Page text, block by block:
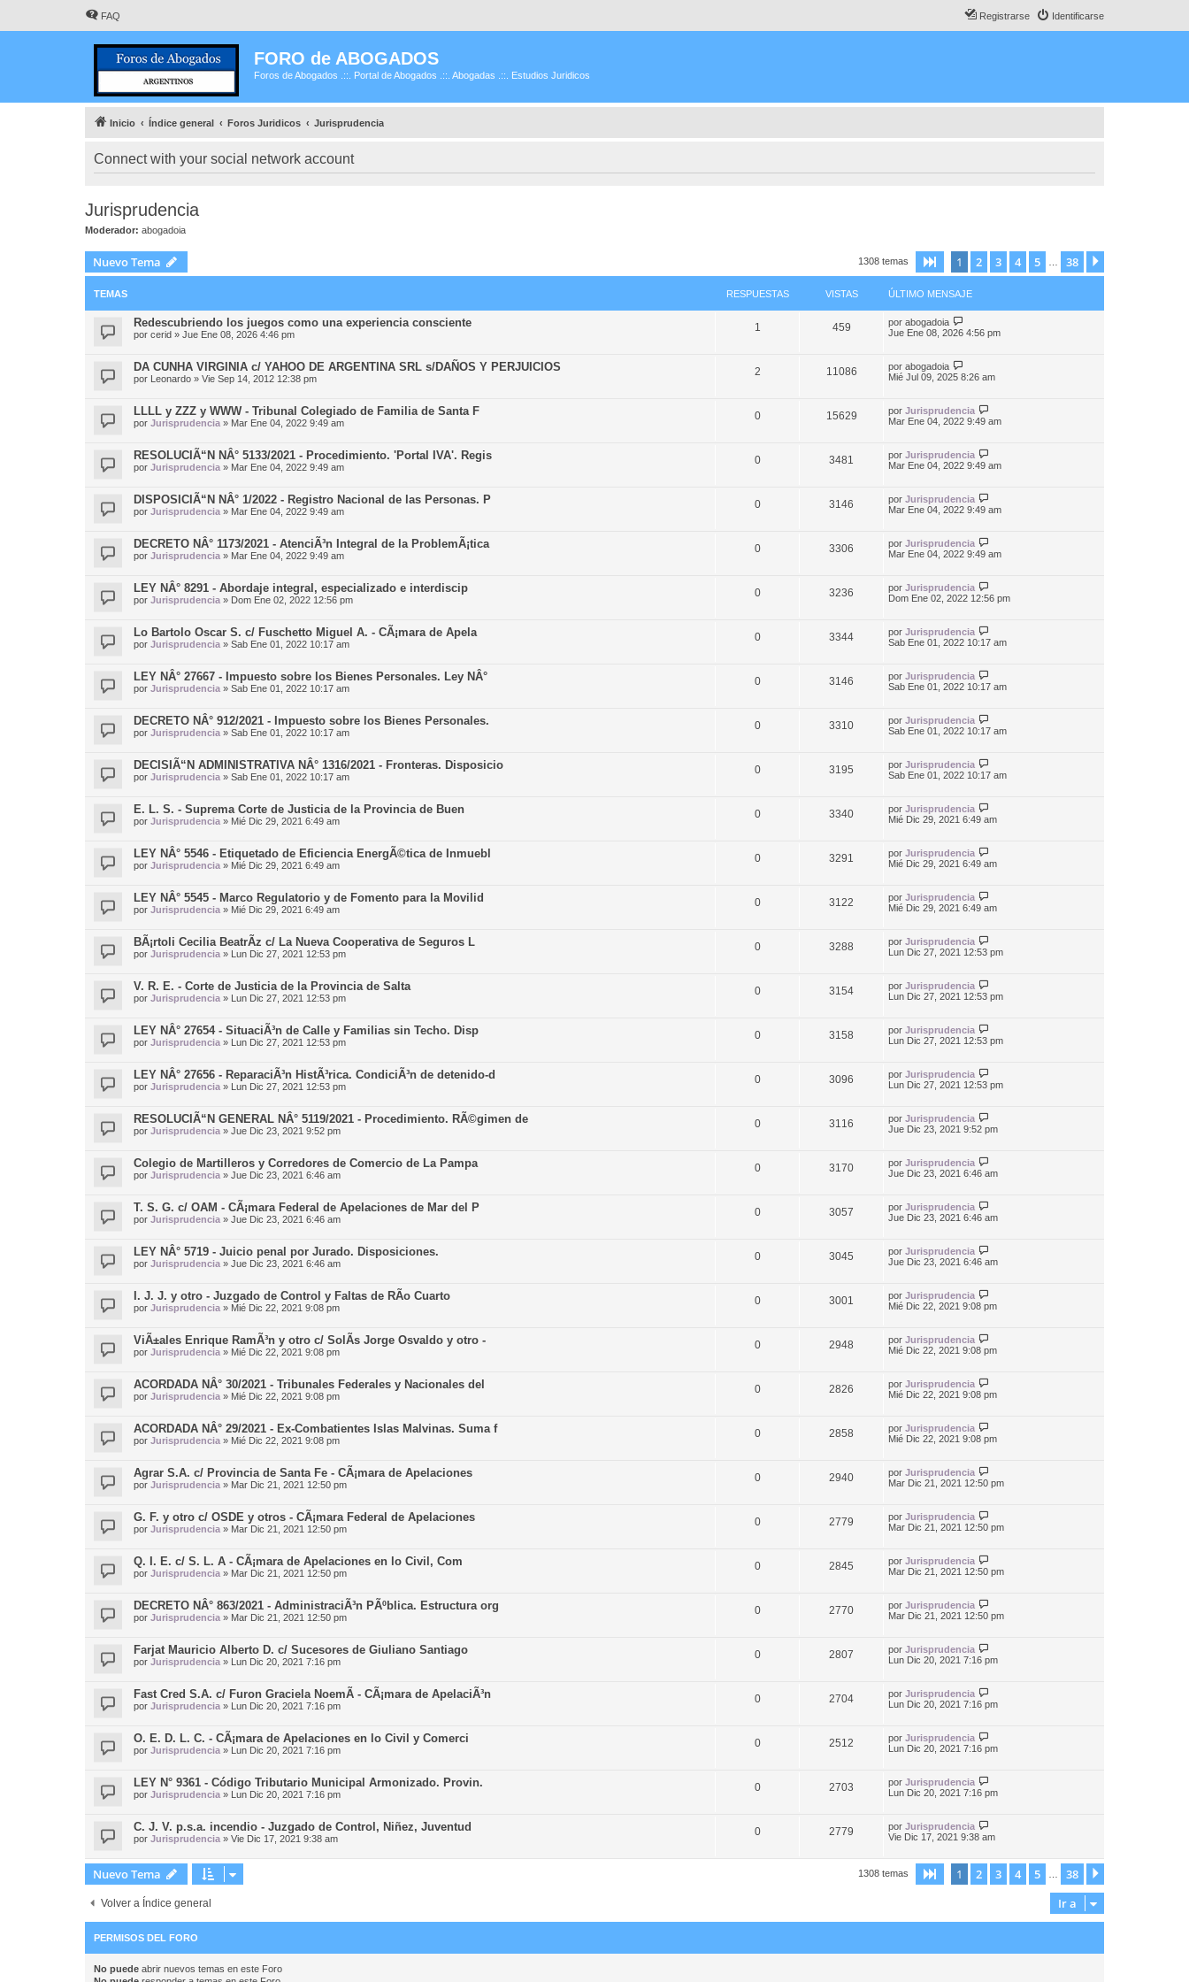
FAQ Identificarse
Registrarse
FORO de ABOGADOS
Foros de Abogados .::. Portal de Abogados .::. Abogadas .::. Estudios Juridicos
Inicio Índice general Foros Juridicos Jurisprudencia
Connect with your social network account
Jurisprudencia
Moderador: abogadoia
Nuevo Tema 1308 temas Página1 de 38
1 2 3 4 5 38
TEMAS RESPUESTAS VISTAS ÚLTIMO MENSAJE
Redescubriendo los juegos como una experiencia consciente
por cerid » Jue Ene 08, 2026 4:46 pm
1 459 por abogadoia
Jue Ene 08, 2026 4:56 pm
DA CUNHA VIRGINIA c/ YAHOO DE ARGENTINA SRL s/DAÑOS Y PERJUICIOS
por Leonardo » Vie Sep 14, 2012 12:38 pm
2 11086 por abogadoia
Mié Jul 09, 2025 8:26 am
LLLL y ZZZ y WWW - Tribunal Colegiado de Familia de Santa F
por Jurisprudencia » Mar Ene 04, 2022 9:49 am
0 15629 por Jurisprudencia
Mar Ene 04, 2022 9:49 am
RESOLUCIÃ“N NÂ° 5133/2021 - Procedimiento. 'Portal IVA'. Regis
por Jurisprudencia » Mar Ene 04, 2022 9:49 am
0 3481 por Jurisprudencia
Mar Ene 04, 2022 9:49 am
DISPOSICIÃ“N NÂ° 1/2022 - Registro Nacional de las Personas. P
por Jurisprudencia » Mar Ene 04, 2022 9:49 am
0 3146 por Jurisprudencia
Mar Ene 04, 2022 9:49 am
DECRETO NÂ° 1173/2021 - AtenciÃ³n Integral de la ProblemÃ¡tica
por Jurisprudencia » Mar Ene 04, 2022 9:49 am
0 3306 por Jurisprudencia
Mar Ene 04, 2022 9:49 am
LEY NÂ° 8291 - Abordaje integral, especializado e interdiscip
por Jurisprudencia » Dom Ene 02, 2022 12:56 pm
0 3236 por Jurisprudencia
Dom Ene 02, 2022 12:56 pm
Lo Bartolo Oscar S. c/ Fuschetto Miguel A. - CÃ¡mara de Apela
por Jurisprudencia » Sab Ene 01, 2022 10:17 am
0 3344 por Jurisprudencia
Sab Ene 01, 2022 10:17 am
LEY NÂ° 27667 - Impuesto sobre los Bienes Personales. Ley NÂ°
por Jurisprudencia » Sab Ene 01, 2022 10:17 am
0 3146 por Jurisprudencia
Sab Ene 01, 2022 10:17 am
DECRETO NÂ° 912/2021 - Impuesto sobre los Bienes Personales.
por Jurisprudencia » Sab Ene 01, 2022 10:17 am
0 3310 por Jurisprudencia
Sab Ene 01, 2022 10:17 am
DECISIÃ“N ADMINISTRATIVA NÂ° 1316/2021 - Fronteras. Disposicio
por Jurisprudencia » Sab Ene 01, 2022 10:17 am
0 3195 por Jurisprudencia
Sab Ene 01, 2022 10:17 am
E. L. S. - Suprema Corte de Justicia de la Provincia de Buen
por Jurisprudencia » Mié Dic 29, 2021 6:49 am
0 3340 por Jurisprudencia
Mié Dic 29, 2021 6:49 am
LEY NÂ° 5546 - Etiquetado de Eficiencia EnergÃ©tica de Inmuebl
por Jurisprudencia » Mié Dic 29, 2021 6:49 am
0 3291 por Jurisprudencia
Mié Dic 29, 2021 6:49 am
LEY NÂ° 5545 - Marco Regulatorio y de Fomento para la Movilid
por Jurisprudencia » Mié Dic 29, 2021 6:49 am
0 3122 por Jurisprudencia
Mié Dic 29, 2021 6:49 am
BÃ¡rtoli Cecilia BeatrÃ­z c/ La Nueva Cooperativa de Seguros L
por Jurisprudencia » Lun Dic 27, 2021 12:53 pm
0 3288 por Jurisprudencia
Lun Dic 27, 2021 12:53 pm
V. R. E. - Corte de Justicia de la Provincia de Salta
por Jurisprudencia » Lun Dic 27, 2021 12:53 pm
0 3154 por Jurisprudencia
Lun Dic 27, 2021 12:53 pm
LEY NÂ° 27654 - SituaciÃ³n de Calle y Familias sin Techo. Disp
por Jurisprudencia » Lun Dic 27, 2021 12:53 pm
0 3158 por Jurisprudencia
Lun Dic 27, 2021 12:53 pm
LEY NÂ° 27656 - ReparaciÃ³n HistÃ³rica. CondiciÃ³n de detenido-d
por Jurisprudencia » Lun Dic 27, 2021 12:53 pm
0 3096 por Jurisprudencia
Lun Dic 27, 2021 12:53 pm
RESOLUCIÃ“N GENERAL NÂ° 5119/2021 - Procedimiento. RÃ©gimen de
por Jurisprudencia » Jue Dic 23, 2021 9:52 pm
0 3116 por Jurisprudencia
Jue Dic 23, 2021 9:52 pm
Colegio de Martilleros y Corredores de Comercio de La Pampa
por Jurisprudencia » Jue Dic 23, 2021 6:46 am
0 3170 por Jurisprudencia
Jue Dic 23, 2021 6:46 am
T. S. G. c/ OAM - CÃ¡mara Federal de Apelaciones de Mar del P
por Jurisprudencia » Jue Dic 23, 2021 6:46 am
0 3057 por Jurisprudencia
Jue Dic 23, 2021 6:46 am
LEY NÂ° 5719 - Juicio penal por Jurado. Disposiciones.
por Jurisprudencia » Jue Dic 23, 2021 6:46 am
0 3045 por Jurisprudencia
Jue Dic 23, 2021 6:46 am
I. J. J. y otro - Juzgado de Control y Faltas de RÃ­o Cuarto
por Jurisprudencia » Mié Dic 22, 2021 9:08 pm
0 3001 por Jurisprudencia
Mié Dic 22, 2021 9:08 pm
ViÃ±ales Enrique RamÃ³n y otro c/ SolÃ­s Jorge Osvaldo y otro -
por Jurisprudencia » Mié Dic 22, 2021 9:08 pm
0 2948 por Jurisprudencia
Mié Dic 22, 2021 9:08 pm
ACORDADA NÂ° 30/2021 - Tribunales Federales y Nacionales del
por Jurisprudencia » Mié Dic 22, 2021 9:08 pm
0 2826 por Jurisprudencia
Mié Dic 22, 2021 9:08 pm
ACORDADA NÂ° 29/2021 - Ex-Combatientes Islas Malvinas. Suma f
por Jurisprudencia » Mié Dic 22, 2021 9:08 pm
0 2858 por Jurisprudencia
Mié Dic 22, 2021 9:08 pm
Agrar S.A. c/ Provincia de Santa Fe - CÃ¡mara de Apelaciones
por Jurisprudencia » Mar Dic 21, 2021 12:50 pm
0 2940 por Jurisprudencia
Mar Dic 21, 2021 12:50 pm
G. F. y otro c/ OSDE y otros - CÃ¡mara Federal de Apelaciones
por Jurisprudencia » Mar Dic 21, 2021 12:50 pm
0 2779 por Jurisprudencia
Mar Dic 21, 2021 12:50 pm
Q. I. E. c/ S. L. A - CÃ¡mara de Apelaciones en lo Civil, Com
por Jurisprudencia » Mar Dic 21, 2021 12:50 pm
0 2845 por Jurisprudencia
Mar Dic 21, 2021 12:50 pm
DECRETO NÂ° 863/2021 - AdministraciÃ³n PÃºblica. Estructura org
por Jurisprudencia » Mar Dic 21, 2021 12:50 pm
0 2770 por Jurisprudencia
Mar Dic 21, 2021 12:50 pm
Farjat Mauricio Alberto D. c/ Sucesores de Giuliano Santiago
por Jurisprudencia » Lun Dic 20, 2021 7:16 pm
0 2807 por Jurisprudencia
Lun Dic 20, 2021 7:16 pm
Fast Cred S.A. c/ Furon Graciela NoemÃ­ - CÃ¡mara de ApelaciÃ³n
por Jurisprudencia » Lun Dic 20, 2021 7:16 pm
0 2704 por Jurisprudencia
Lun Dic 20, 2021 7:16 pm
O. E. D. L. C. - CÃ¡mara de Apelaciones en lo Civil y Comerci
por Jurisprudencia » Lun Dic 20, 2021 7:16 pm
0 2512 por Jurisprudencia
Lun Dic 20, 2021 7:16 pm
LEY N° 9361 - Código Tributario Municipal Armonizado. Provin.
por Jurisprudencia » Lun Dic 20, 2021 7:16 pm
0 2703 por Jurisprudencia
Lun Dic 20, 2021 7:16 pm
C. J. V. p.s.a. incendio - Juzgado de Control, Niñez, Juventud
por Jurisprudencia » Vie Dic 17, 2021 9:38 am
0 2779 por Jurisprudencia
Vie Dic 17, 2021 9:38 am
Nuevo Tema 1308 temas Página1 de 38
1 2 3 4 5 38
Volver a Índice general Ir a
PERMISOS DEL FORO
No puede abrir nuevos temas en este Foro